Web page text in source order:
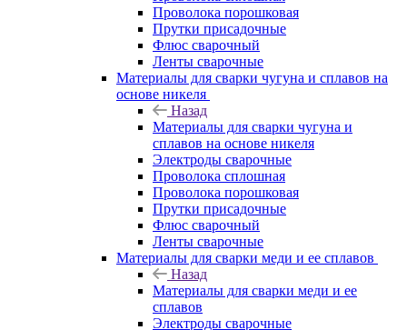
Проволока порошковая
Прутки присадочные
Флюс сварочный
Ленты сварочные
Материалы для сварки чугуна и сплавов на
основе никеля
Назад
Материалы для сварки чугуна и
сплавов на основе никеля
Электроды сварочные
Проволока сплошная
Проволока порошковая
Прутки присадочные
Флюс сварочный
Ленты сварочные
Материалы для сварки меди и ее сплавов
Назад
Материалы для сварки меди и ее
сплавов
Электроды сварочные